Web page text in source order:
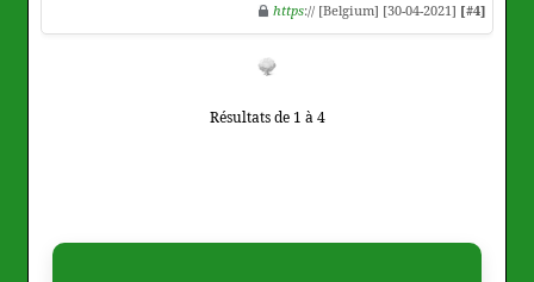
https:// [Belgium] [30-04-2021] [#4]
Résultats de 1 à 4